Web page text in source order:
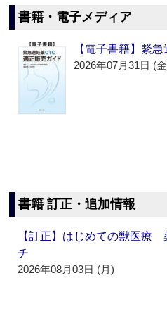
書籍・電子メディア
【電子書籍】緊
2026年07月31日 (
書籍 訂正・追加情報
【訂正】はじめての獣医療
チ
2026年08月03日 (月)